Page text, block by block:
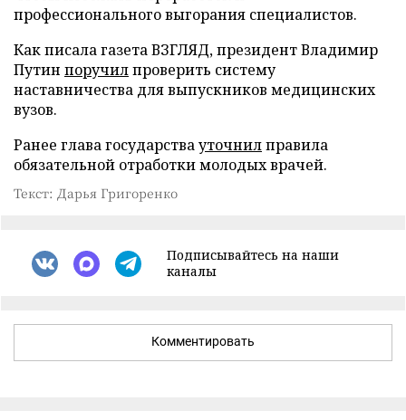
профессионального выгорания специалистов.
Как писала газета ВЗГЛЯД, президент Владимир
Путин поручилпроверить систему
наставничества для выпускников медицинских
вузов.
Ранее глава государствауточнилправила
обязательной отработки молодых врачей.
Текст: Дарья Григоренко
Подписывайтесь на наши
каналы
Комментировать